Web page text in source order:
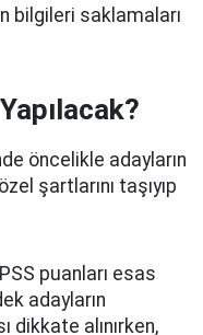
bilgileri saklamaları
öncelikle adayların
şartlarını taşıyıp
puanları esas
adayların
dikkate alınırken,